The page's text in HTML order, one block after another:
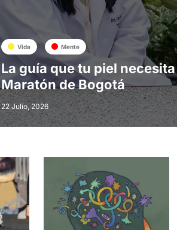
Vida Mente
La guía que tu piel
Maratón de Bogotá
22 Julio, 2026